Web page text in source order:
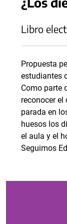
Libro
Propuesta
estudiantes
Como parte
reconocer el
parada en
huesos los
el aula y el
Seguimos